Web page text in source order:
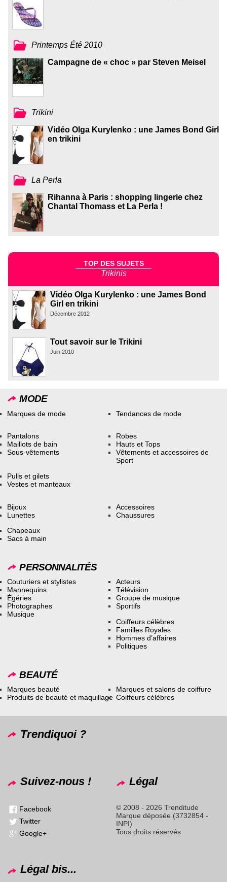
Printemps Été 2010
Campagne de « choc » par Steven Meisel
Trikini
Vidéo Olga Kurylenko : une James Bond Girl
en trikini
La Perla
Rihanna à Paris : shopping lingerie chez
Chantal Thomass et La Perla !
TOP DES SUJETS
Trikinis
Vidéo Olga Kurylenko : une James Bond
Girl en trikini
Décembre 2012
Tout savoir sur le Trikini
Juin 2010
MODE
Marques de mode Tendances de mode
Pantalons
Maillots de bain
Sous-vêtements
Robes
Hauts et Tops
Vêtements et accessoires de
Sport
Pulls et gilets
Vestes et manteaux
Bijoux
Lunettes
Accessoires
Chaussures
Chapeaux
Sacs à main
PERSONNALITÉS
Couturiers et stylistes
Mannequins
Égéries
Photographes
Musique
Acteurs
Télévision
Groupe de musique
Sportifs
Coiffeurs célèbres
Familles Royales
Hommes d’affaires
Politiques
BEAUTÉ
Marques beauté
Produits de beauté et maquillage
Marques et salons de coiffure
Coiffeurs célèbres
Trendiquoi ?
Suivez-nous !
Facebook
Twitter
Google+
Légal
© 2008 - 2026 Trenditude
Marque déposée (3732854 -
INPI)
Tous droits réservés
Légal bis...